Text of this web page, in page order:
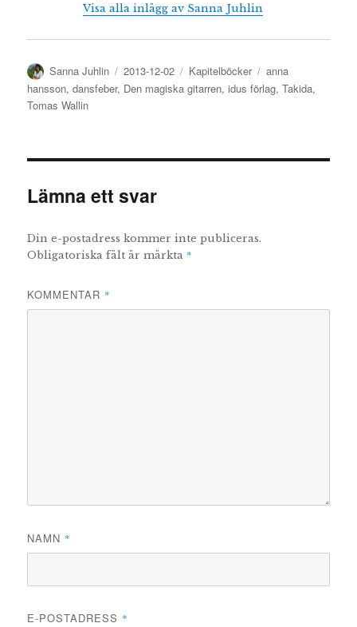
Visa alla inlägg av Sanna Juhlin
Författare
Sanna Juhlin
Publicerat
den
2013-12-02 Kategorier
Kapitelböcker Etiketter
anna
hansson,dansfeber, Den magiska gitarren,idus förlag,Takida,
Tomas Wallin
Lämna ett svar
Din e-postadress kommer inte publiceras.
Obligatoriska fält är märkta *
KOMMENTAR *
NAMN *
E-POSTADRESS *